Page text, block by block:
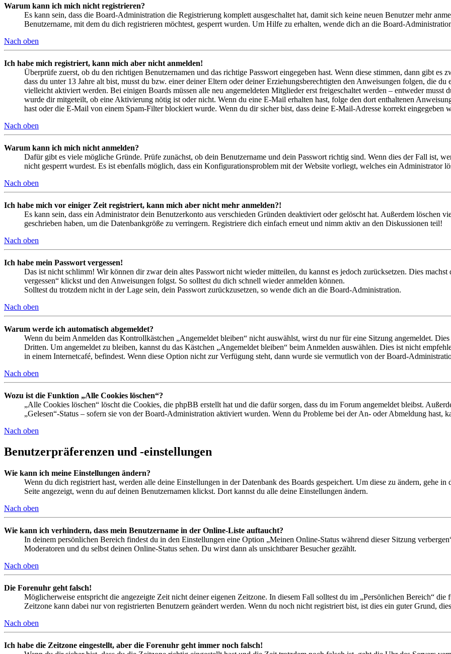
Warum kann ich mich nicht registrieren?
Es kann sein, dass die Board-Administration die Registrierung komplett ausgeschaltet hat, damit sich keine neuen Benutzer mehr
Benutzername, mit dem du dich registrieren möchtest, gesperrt wurden. Um Hilfe zu erhalten, wende dich an die Board-
Nach oben
Ich habe mich registriert, kann mich aber nicht anmelden!
Überprüfe zuerst, ob du den richtigen Benutzernamen und das richtige Passwort eingegeben hast. Wenn diese stimmen, dann gibt es
dass du unter 13 Jahre alt bist, musst du bzw. einer deiner Eltern oder deiner Erziehungsberechtigten den Anweisungen folgen, die
vielleicht aktiviert werden. Bei einigen Boards müssen alle neu angemeldeten Mitglieder erst freigeschaltet werden – entweder musst
wurde dir mitgeteilt, ob eine Aktivierung nötig ist oder nicht. Wenn du eine E-Mail erhalten hast, folge den dort enthaltenen
hast oder die E-Mail von einem Spam-Filter blockiert wurde. Wenn du dir sicher bist, dass deine E-Mail-Adresse korrekt eingegeben
Nach oben
Warum kann ich mich nicht anmelden?
Dafür gibt es viele mögliche Gründe. Prüfe zunächst, ob dein Benutzername und dein Passwort richtig sind. Wenn dies der Fall ist,
nicht gesperrt wurdest. Es ist ebenfalls möglich, dass ein Konfigurationsproblem mit der Website vorliegt, welches ein Administrator
Nach oben
Ich habe mich vor einiger Zeit registriert, kann mich aber nicht mehr anmelden?!
Es kann sein, dass ein Administrator dein Benutzerkonto aus verschieden Gründen deaktiviert oder gelöscht hat. Außerdem löschen
geschrieben haben, um die Datenbankgröße zu verringern. Registriere dich einfach erneut und nimm aktiv an den Diskussionen teil!
Nach oben
Ich habe mein Passwort vergessen!
Das ist nicht schlimm! Wir können dir zwar dein altes Passwort nicht wieder mitteilen, du kannst es jedoch zurücksetzen. Dies
vergessen“ klickst und den Anweisungen folgst. So solltest du dich schnell wieder anmelden können.
Solltest du trotzdem nicht in der Lage sein, dein Passwort zurückzusetzen, so wende dich an die Board-Administration.
Nach oben
Warum werde ich automatisch abgemeldet?
Wenn du beim Anmelden das Kontrollkästchen „Angemeldet bleiben“ nicht auswählst, wirst du nur für eine Sitzung angemeldet.
Dritten. Um angemeldet zu bleiben, kannst du das Kästchen „Angemeldet bleiben“ beim Anmelden auswählen. Dies ist nicht
in einem Internetcafé, befindest. Wenn diese Option nicht zur Verfügung steht, dann wurde sie vermutlich von der Board-
Nach oben
Wozu ist die Funktion „Alle Cookies löschen“?
„Alle Cookies löschen“ löscht die Cookies, die phpBB erstellt hat und die dafür sorgen, dass du im Forum angemeldet bleibst.
„Gelesen“-Status – sofern sie von der Board-Administration aktiviert wurden. Wenn du Probleme bei der An- oder Abmeldung hast,
Nach oben
Benutzerpräferenzen und -einstellungen
Wie kann ich meine Einstellungen ändern?
Wenn du dich registriert hast, werden alle deine Einstellungen in der Datenbank des Boards gespeichert. Um diese zu ändern, gehe
Seite angezeigt, wenn du auf deinen Benutzernamen klickst. Dort kannst du alle deine Einstellungen ändern.
Nach oben
Wie kann ich verhindern, dass mein Benutzername in der Online-Liste auftaucht?
In deinem persönlichen Bereich findest du in den Einstellungen eine Option „Meinen Online-Status während dieser Sitzung
Moderatoren und du selbst deinen Online-Status sehen. Du wirst dann als unsichtbarer Besucher gezählt.
Nach oben
Die Forenuhr geht falsch!
Möglicherweise entspricht die angezeigte Zeit nicht deiner eigenen Zeitzone. In diesem Fall solltest du im „Persönlichen Bereich“
Zeitzone kann dabei nur von registrierten Benutzern geändert werden. Wenn du noch nicht registriert bist, ist dies ein guter Grund,
Nach oben
Ich habe die Zeitzone eingestellt, aber die Forenuhr geht immer noch falsch!